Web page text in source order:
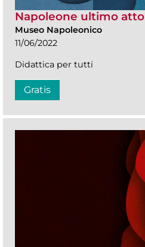
Napoleone ultimo atto
Museo Napoleonico
11/06/2022
Didattica per tutti
Gratis